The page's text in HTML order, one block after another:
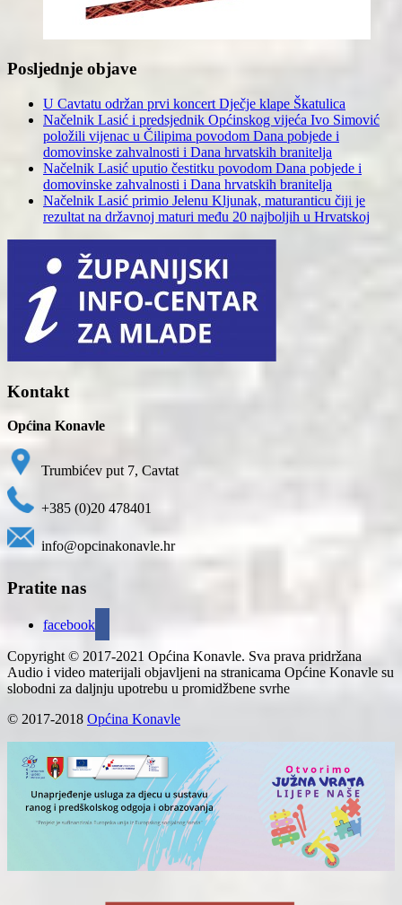
Posljednje objave
U Cavtatu održan prvi koncert Dječje klape Škatulica
Načelnik Lasić i predsjednik Općinskog vijeća Ivo Simović
položili vijenac u Čilipima povodom Dana pobjede i
domovinske zahvalnosti i Dana hrvatskih branitelja
Načelnik Lasić uputio čestitku povodom Dana pobjede i
domovinske zahvalnosti i Dana hrvatskih branitelja
Načelnik Lasić primio Jelenu Kljunak, maturanticu čiji je
rezultat na državnoj maturi među 20 najboljih u Hrvatskoj
Kontakt
Općina Konavle
Trumbićev put 7, Cavtat
+385 (0)20 478401
info@opcinakonavle.hr
Pratite nas
facebook
Copyright © 2017-2021 Općina Konavle. Sva prava pridržana
Audio i video materijali objavljeni na stranicama Općine Konavle su
slobodni za daljnju upotrebu u promidžbene svrhe
© 2017-2018 Općina Konavle